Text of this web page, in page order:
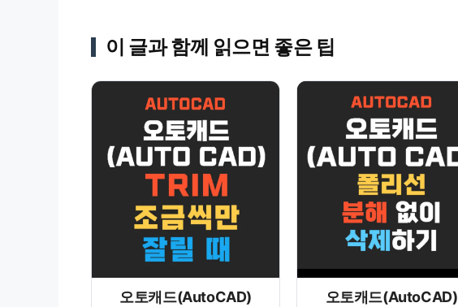
이 글과 함께 읽으면 좋은 팁
오토캐드(AutoCAD)
오토캐드(AutoCAD)